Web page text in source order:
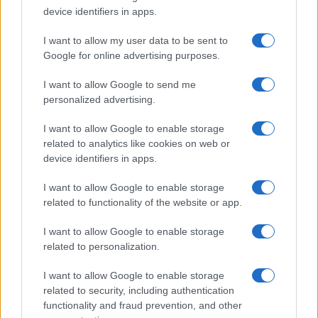
device identifiers in apps.
I want to allow my user data to be sent to
Google for online advertising purposes.
I want to allow Google to send me
personalized advertising.
I want to allow Google to enable storage
related to analytics like cookies on web or
device identifiers in apps.
I want to allow Google to enable storage
related to functionality of the website or app.
I want to allow Google to enable storage
related to personalization.
I want to allow Google to enable storage
related to security, including authentication
functionality and fraud prevention, and other
per la presentazione. Una straordinaria normalità.
A qualche migliaio di km di distanza, a Berlino est,
un funzionario del DDR, Günter Schabowski, è
incalzato dai giornalisti sulle riforme che
dovevano riguardare la libera circolazione dei
cittadini in Europa. Fra questi c’è Riccardo
Ehrman, corrispondente dell’Ansa che, stufo delle
tiritere burocratiche di Schabowsk, chiede diretto:
– Ma insomma queste riforme da quando avranno
effetto? Schabowski, che era stato mandato lì dai
rispondere e gli scappa un: “ab sofort”! Da
subito!bProbabilmente era l’ultima cosa che
voleva dire ma gli scappò e la frittata era fatta.